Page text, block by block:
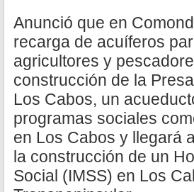
Anunció que en
recarga de acuíferos
agricultores y
construcción de la
Los Cabos, un
programas sociales
en Los Cabos y llegará
la construcción de un
Social (IMSS) en Los